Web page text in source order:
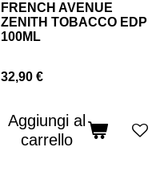
FRENCH AVENUE
ZENITH TOBACCO EDP
100ML
32,90 €
Aggiungi al
carrello